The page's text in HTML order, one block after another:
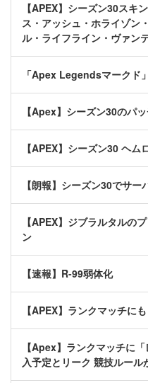
【APEX】シーズン30スキ
ス・アッシュ・ホライゾン
ル・ライフライン・ヴァン
「Apex Legendsマークド
【Apex】シーズン30のパ
【APEX】シーズン30 ヘム
【朗報】シーズン30でサー
【APEX】ジブラルタルの
ン
【速報】R-99弱体化
【APEX】ランクマッチに
【Apex】ランクマッチに
入予定とリーク 競技ルール